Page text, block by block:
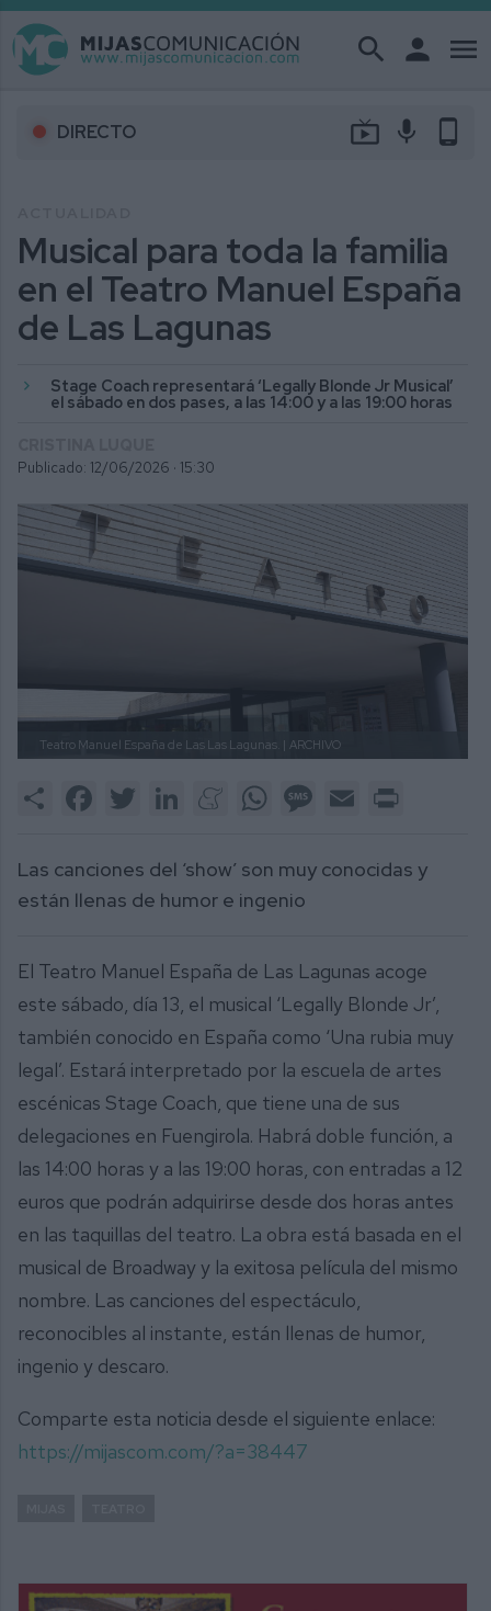
search person menu
DIRECTO live_tv mic phone_android
Musical para toda la familia
en el Teatro Manuel España
de Las Lagunas
Stage Coach representará ‘Legally Blonde Jr Musical’
el sábado en dos pases, a las 14:00 y a las 19:00 horas
Publicado: 12/06/2026 · 15:30
Teatro Manuel España de Las Las Lagunas. | ARCHIVO
Share FacebookTwitter LinkedInMeneameWhatsAppMessage
Email
Las canciones del ‘show’ son muy conocidas y
están llenas de humor e ingenio
El Teatro Manuel España de Las Lagunas acoge
este sábado, día 13, el musical ‘Legally Blonde Jr’,
también conocido en España como ‘Una rubia muy
legal’. Estará interpretado por la escuela de artes
escénicas Stage Coach, que tiene una de sus
delegaciones en Fuengirola. Habrá doble función, a
las 14:00 horas y a las 19:00 horas, con entradas a 12
euros que podrán adquirirse desde dos horas antes
en las taquillas del teatro. La obra está basada en el
musical de Broadway y la exitosa película del mismo
nombre. Las canciones del espectáculo,
reconocibles al instante, están llenas de humor,
ingenio y descaro.
Comparte esta noticia desde el siguiente enlace:
https://mijascom.com/?a=38447